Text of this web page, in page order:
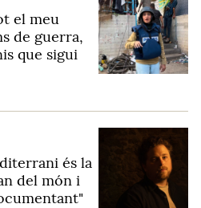
el meu
de guerra,
que sigui
és la
del món i